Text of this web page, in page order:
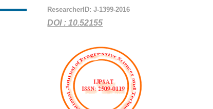
ResearcherID: J-1399-2016
DOI : 10.52155